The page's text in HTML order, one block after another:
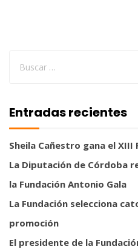
Entradas recientes
Sheila Cañestro gana el
La Diputación de Córdoba
la Fundación Antonio Gala
La Fundación selecciona
promoción
El presidente de la